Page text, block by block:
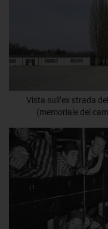
Vista sull’ex strada
(memoriale del